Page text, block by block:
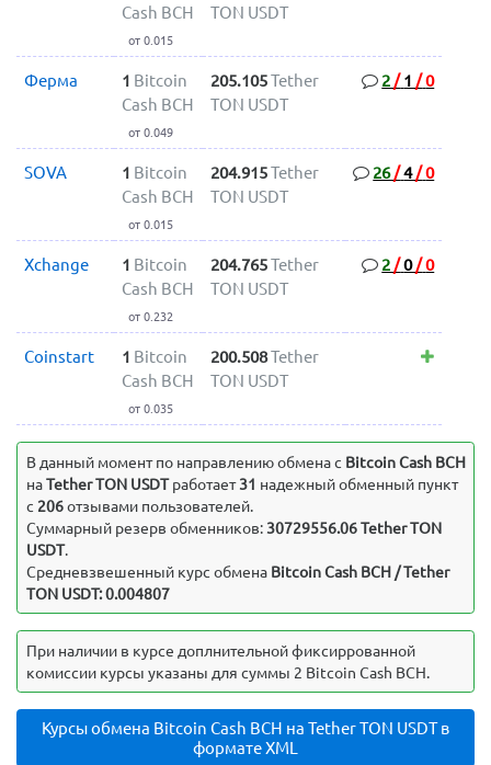
Cash BCH
от 0.015
TON USDT
Ферма 1 Bitcoin
Cash BCH
от 0.049
205.105Tether
TON USDT
2/ 1/0
SOVA 1 Bitcoin
Cash BCH
от 0.015
204.915Tether
TON USDT
26/4/0
Xchange 1 Bitcoin
Cash BCH
от 0.232
204.765Tether
TON USDT
2/0/0
Coinstart 1 Bitcoin
Cash BCH
от 0.035
200.508Tether
TON USDT
В данный момент по направлению обмена c Bitcoin Cash BCH
наTether TON USDTработает31 надежный обменный пункт
с 206отзывами пользователей.
Суммарный резерв обменников: 30729556.06 Tether TON
USDT.
Средневзвешенный курс обмена Bitcoin Cash BCH / Tether
TON USDT: 0.004807
При наличии в курсе доплнительной фиксиррованной
комиссии курсы указаны для суммы 2 Bitcoin Cash BCH.
Курсы обмена Bitcoin Cash BCH на Tether TON USDT в
формате XML